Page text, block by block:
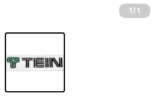
1 /1